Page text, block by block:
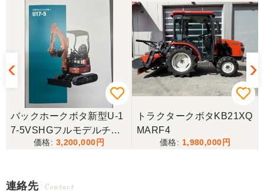
バックホークボタ新型U-1
7-5VSHGフルモデルチェ
3,200,000
トラクタークボタKB21XQ
MARF4
1,980,000
連絡先 Contact